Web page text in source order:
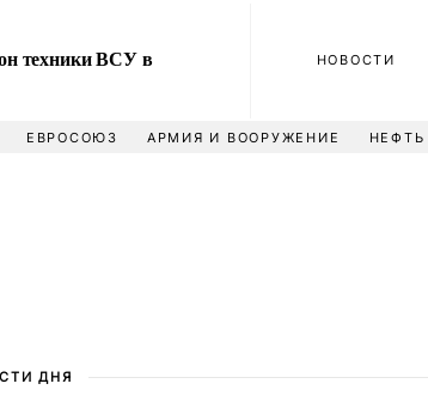
техники ВСУ в
НОВОСТИ
ЕВРОСОЮЗ АРМИЯ И ВООРУЖЕНИЕ НЕФТЬ
ДНЯ